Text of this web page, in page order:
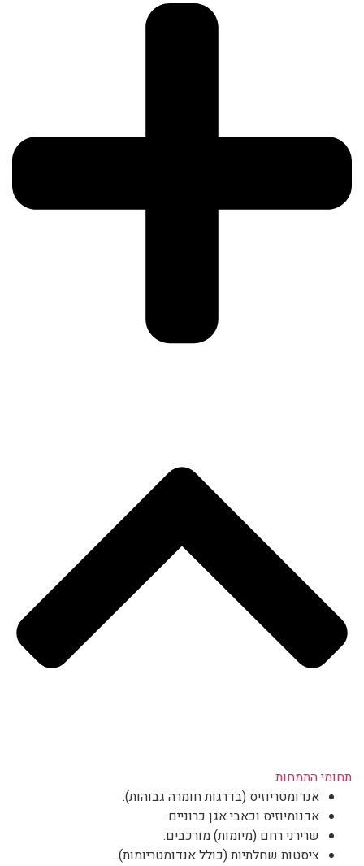
תחומי התמחות
אנדומטריוזיס (בדרגות חומרה גבוהות).
אדנומיוזיס וכאבי אגן כרוניים.
שרירני רחם (מיומות) מורכבים.
ציסטות שחלתיות (כולל אנדומטריומות).